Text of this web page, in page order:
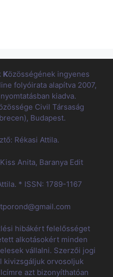
Közösségének ingyenes
folyóirata alapítva 2007,
kiadva.
Civil Társaság
Budapest.
Rékasi Attila.
Anita, Baranya Edit
* ISSN: 1789-1167
hibákért felelősséget
alkotásokért minden
vállalni. Szerzői jogi
kivizsgáljuk orvosoljuk
azt bizonyíthatóan